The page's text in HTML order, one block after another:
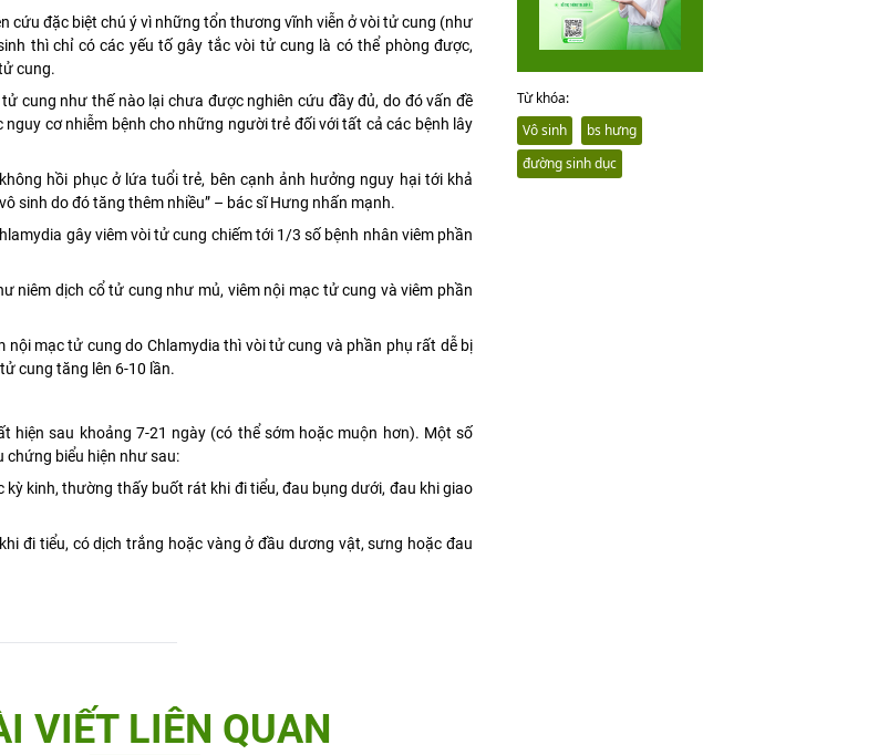
cứu đặc biệt chú ý vì những tổn thương vĩnh viễn ở vòi tử cung (như
thì chỉ có các yếu tố gây tắc vòi tử cung là có thể phòng được,
cung.
cung như thế nào lại chưa được nghiên cứu đầy đủ, do đó vấn đề
cơ nhiễm bệnh cho những người trẻ đối với tất cả các bệnh lây
hồi phục ở lứa tuổi trẻ, bên cạnh ảnh hưởng nguy hại tới khả
sinh do đó tăng thêm nhiều” – bác sĩ Hưng nhấn mạnh.
gây viêm vòi tử cung chiếm tới 1/3 số bệnh nhân viêm phần
niêm dịch cổ tử cung như mủ, viêm nội mạc tử cung và viêm phần
nội mạc tử cung do Chlamydia thì vòi tử cung và phần phụ rất dễ bị
cung tăng lên 6-10 lần.
hiện sau khoảng 7-21 ngày (có thể sớm hoặc muộn hơn). Một số
chứng biểu hiện như sau:
kinh, thường thấy buốt rát khi đi tiểu, đau bụng dưới, đau khi giao
đi tiểu, có dịch trắng hoặc vàng ở đầu dương vật, sưng hoặc đau
Từ khóa:
Vô sinh
bs hưng
đường sinh dục
VIẾT LIÊN QUAN